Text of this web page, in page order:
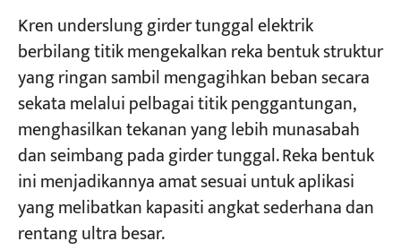
Kren underslung girder tunggal elektrik
berbilang titik mengekalkan reka bentuk struktur
yang ringan sambil mengagihkan beban secara
sekata melalui pelbagai titik penggantungan,
menghasilkan tekanan yang lebih munasabah
dan seimbang pada girder tunggal. Reka bentuk
ini menjadikannya amat sesuai untuk aplikasi
yang melibatkan kapasiti angkat sederhana dan
rentang ultra besar.